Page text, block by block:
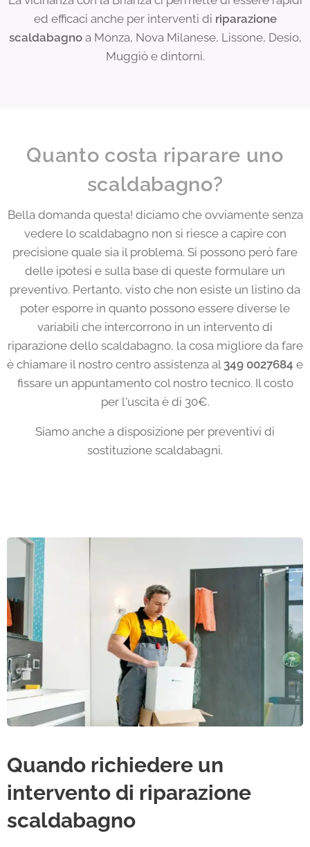
ed efficaci anche per interventi di riparazione
scaldabagnoa Monza, Nova Milanese, Lissone, Desio,
Muggiò e dintorni.
Quanto costa riparare uno
scaldabagno?
Bella domanda questa! diciamo che ovviamente senza
vedere lo scaldabagno non si riesce a capire con
precisione quale sia il problema. Si possono però fare
delle ipotesi e sulla base di queste formulare un
preventivo. Pertanto, visto che non esiste un listino da
poter esporre in quanto possono essere diverse le
variabili che intercorrono in un intervento di
riparazione dello scaldabagno, la cosa migliore da fare
è chiamare il nostro centro assistenza al 349 0027684 e
fissare un appuntamento col nostro tecnico. Il costo
per l'uscita è di 30€.
Siamo anche a disposizione per preventivi di
sostituzione scaldabagni.
Quando richiedere un
intervento di riparazione
scaldabagno